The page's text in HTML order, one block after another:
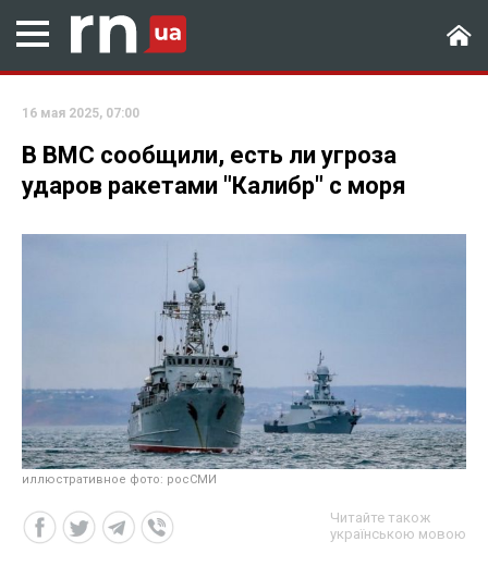
16 мая 2025, 07:00
В ВМС сообщили, есть ли угроза
ударов ракетами "Калибр" с моря
иллюстративное фото: росСМИ
Читайте також
українською мовою